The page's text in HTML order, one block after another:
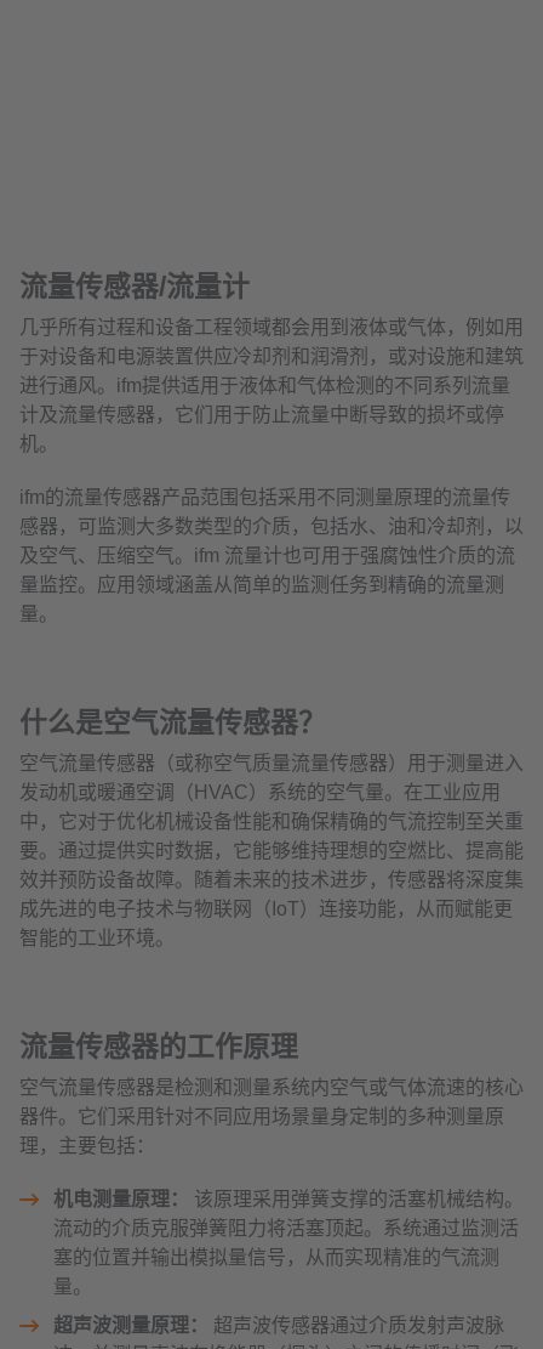
流量传感器/流量计
几乎所有过程和设备工程领域都会用到液体或气体，例如用
于对设备和电源装置供应冷却剂和润滑剂，或对设施和建筑
进行通风。ifm提供适用于液体和气体检测的不同系列流量
计及流量传感器，它们用于防止流量中断导致的损坏或停
机。
ifm的流量传感器产品范围包括采用不同测量原理的流量传
感器，可监测大多数类型的介质，包括水、油和冷却剂，以
及空气、压缩空气。ifm 流量计也可用于强腐蚀性介质的流
量监控。应用领域涵盖从简单的监测任务到精确的流量测
量。
什么是空气流量传感器？
空气流量传感器（或称空气质量流量传感器）用于测量进入
发动机或暖通空调（HVAC）系统的空气量。在工业应用
中，它对于优化机械设备性能和确保精确的气流控制至关重
要。通过提供实时数据，它能够维持理想的空燃比、提高能
效并预防设备故障。随着未来的技术进步，传感器将深度集
成先进的电子技术与物联网（IoT）连接功能，从而赋能更
智能的工业环境。
流量传感器的工作原理
空气流量传感器是检测和测量系统内空气或气体流速的核心
器件。它们采用针对不同应用场景量身定制的多种测量原
理，主要包括：
机电测量原理：
该原理采用弹簧支撑的活塞机械结构。
流动的介质克服弹簧阻力将活塞顶起。系统通过监测活
塞的位置并输出模拟量信号，从而实现精准的气流测
量。
超声波测量原理：
超声波传感器通过介质发射声波脉